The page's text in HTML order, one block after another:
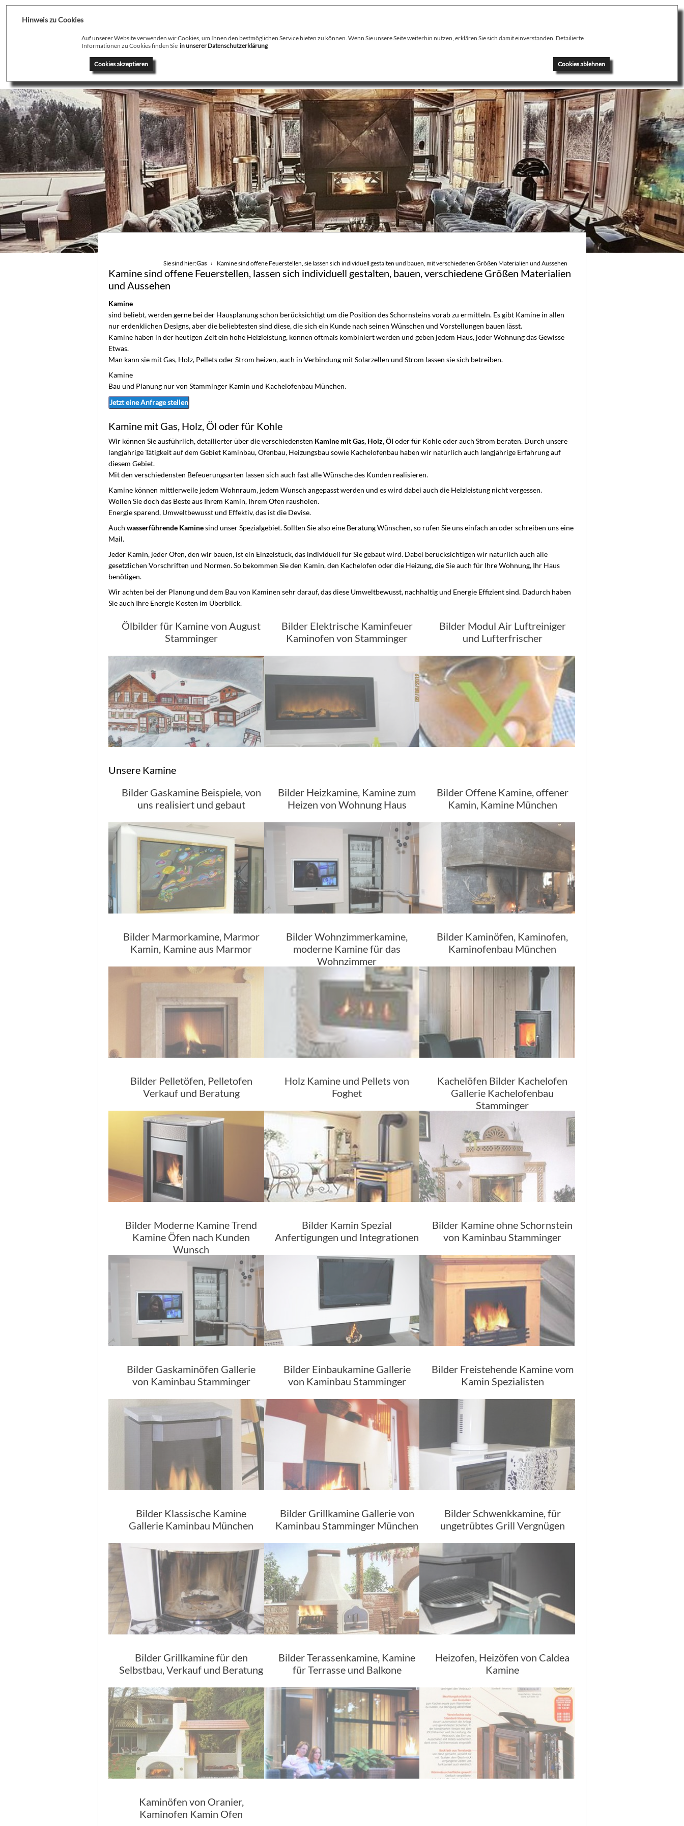
Hinweis zu Cookies
Auf unserer Website verwenden wir Cookies, um Ihnen den bestmöglichen Service bieten zu können. Wenn Sie unsere Seite weiterhin nutzen, erklären Sie sich damit einverstanden. Detailierte
Informationen zu Cookies finden Sie in unserer Datenschutzerklärung
Cookies ablehnen
Cookies akzeptieren
August Stamminger
Sie sind hier:Gas Kamine sind offene Feuerstellen, sie lassen sich individuell gestalten und bauen, mit verschiedenen Größen Materialien und Aussehen
Kamine sind offene Feuerstellen, lassen sich individuell gestalten, bauen, verschiedene Größen Materialien
und Aussehen
Kamine
sind beliebt, werden gerne bei der Hausplanung schon berücksichtigt um die Position des Schornsteins vorab zu ermitteln. Es gibt Kamine in allen
nur erdenklichen Designs, aber die beliebtesten sind diese, die sich ein Kunde nach seinen Wünschen und Vorstellungen bauen lässt.
Kamine haben in der heutigen Zeit ein hohe Heizleistung, können oftmals kombiniert werden und geben jedem Haus, jeder Wohnung das Gewisse
Etwas.
Man kann sie mit Gas, Holz, Pellets oder Strom heizen, auch in Verbindung mit Solarzellen und Strom lassen sie sich betreiben.
Kamine
Bau und Planung nur von Stamminger Kamin und Kachelofenbau München.
Jetzt eine Anfrage stellen
Kamine mit Gas, Holz, Öl oder für Kohle
Wir können Sie ausführlich, detailierter über die verschiedensten Kamine mit Gas, Holz, Öl oder für Kohle oder auch Strom beraten. Durch unsere
langjährige Tätigkeit auf dem Gebiet Kaminbau, Ofenbau, Heizungsbau sowie Kachelofenbau haben wir natürlich auch langjährige Erfahrung auf
diesem Gebiet.
Mit den verschiedensten Befeuerungsarten lassen sich auch fast alle Wünsche des Kunden realisieren.
Kamine können mittlerweile jedem Wohnraum, jedem Wunsch angepasst werden und es wird dabei auch die Heizleistung nicht vergessen.
Wollen Sie doch das Beste aus Ihrem Kamin, Ihrem Ofen rausholen.
Energie sparend, Umweltbewusst und Effektiv, das ist die Devise.
Auch wasserführende Kaminesind unser Spezialgebiet. Sollten Sie also eine Beratung Wünschen, so rufen Sie uns einfach an oder schreiben uns eine
Mail.
Jeder Kamin, jeder Ofen, den wir bauen, ist ein Einzelstück, das individuell für Sie gebaut wird. Dabei berücksichtigen wir natürlich auch alle
gesetzlichen Vorschriften und Normen. So bekommen Sie den Kamin, den Kachelofen oder die Heizung, die Sie auch für Ihre Wohnung, Ihr Haus
benötigen.
Wir achten bei der Planung und dem Bau von Kaminen sehr darauf, das diese Umweltbewusst, nachhaltig und Energie Effizient sind. Dadurch haben
Sie auch Ihre Energie Kosten im Überblick.
Ölbilder für Kamine von August
Stamminger
Bilder Elektrische Kaminfeuer
Kaminofen von Stamminger
Bilder Modul Air Luftreiniger
und Lufterfrischer
Unsere Kamine
Bilder Gaskamine Beispiele, von
uns realisiert und gebaut
Bilder Heizkamine, Kamine zum
Heizen von Wohnung Haus
Bilder Offene Kamine, offener
Kamin, Kamine München
Bilder Marmorkamine, Marmor
Kamin, Kamine aus Marmor
Bilder Wohnzimmerkamine,
moderne Kamine für das
Wohnzimmer
Bilder Kaminöfen, Kaminofen,
Kaminofenbau München
Bilder Pelletöfen, Pelletofen
Verkauf und Beratung
Holz Kamine und Pellets von
Foghet
Kachelöfen Bilder Kachelofen
Gallerie Kachelofenbau
Stamminger
Bilder Moderne Kamine Trend
Kamine Öfen nach Kunden
Wunsch
Bilder Kamin Spezial
Anfertigungen und Integrationen
Bilder Kamine ohne Schornstein
von Kaminbau Stamminger
Bilder Gaskaminöfen Gallerie
von Kaminbau Stamminger
Bilder Einbaukamine Gallerie
von Kaminbau Stamminger
Bilder Freistehende Kamine vom
Kamin Spezialisten
Bilder Klassische Kamine
Gallerie Kaminbau München
Bilder Grillkamine Gallerie von
Kaminbau Stamminger München
Bilder Schwenkkamine, für
ungetrübtes Grill Vergnügen
Bilder Grillkamine für den
Selbstbau, Verkauf und Beratung
Bilder Terassenkamine, Kamine
für Terrasse und Balkone
Heizofen, Heizöfen von Caldea
Kamine
Kaminöfen von Oranier,
Kaminofen Kamin Ofen